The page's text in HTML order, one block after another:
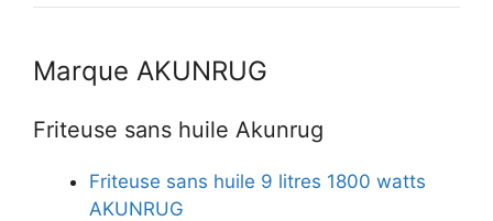
Marque AKUNRUG
Friteuse sans huile Akunrug
Friteuse sans huile 9 litres 1800 watts
AKUNRUG